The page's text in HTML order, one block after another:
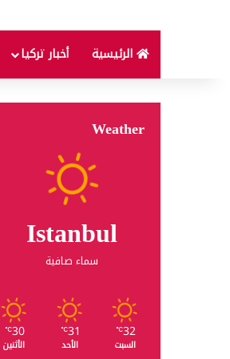
الرئيسية أخبار تركيا
Weather
Istanbul
سماء صافية
32
℃
السبت
31
℃
الأحد
30
℃
الأثنين